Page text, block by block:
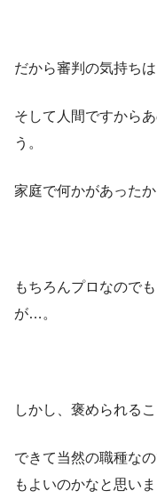
だから審判の気持ち
そして人間ですから
う。
家庭で何かがあったか
もちろんプロなので
が…。
しかし、褒められる
できて当然の職種な
もよいのかなと思いま